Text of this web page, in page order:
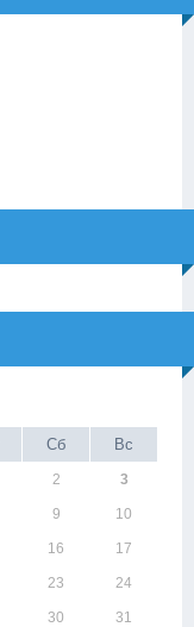
Сб Вс
2 3
9 10
16 17
23 24
30 31